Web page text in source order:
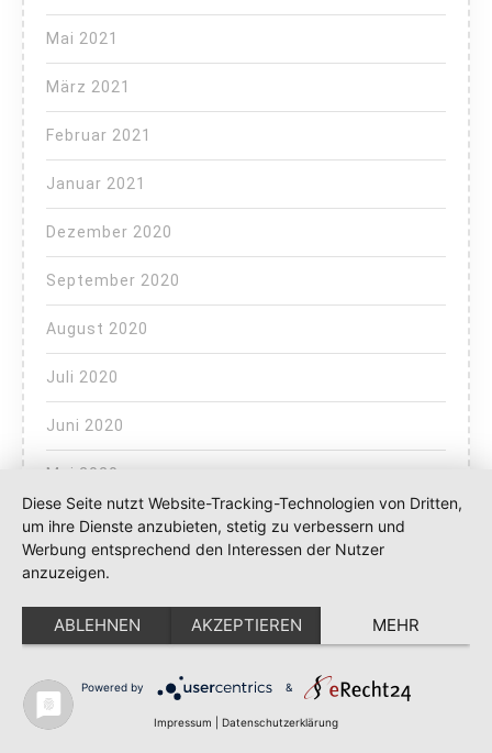
Mai 2021
März 2021
Februar 2021
Januar 2021
Dezember 2020
September 2020
August 2020
Juli 2020
Juni 2020
Mai 2020
April 2020
März 2020
Diese Seite nutzt Website-Tracking-Technologien von Dritten,
um ihre Dienste anzubieten, stetig zu verbessern und
Werbung entsprechend den Interessen der Nutzer
anzuzeigen.
ABLEHNEN AKZEPTIEREN MEHR
Powered by &
Impressum Datenschutzerklärung